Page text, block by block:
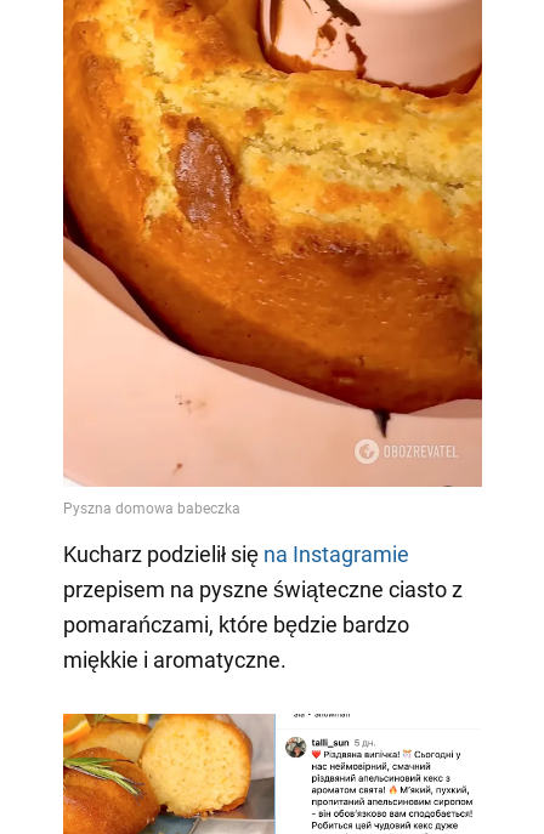
Kucharz podzielił się na Instagramie
przepisem na pyszne świąteczne ciasto z
pomarańczami, które będzie bardzo
miękkie i aromatyczne.